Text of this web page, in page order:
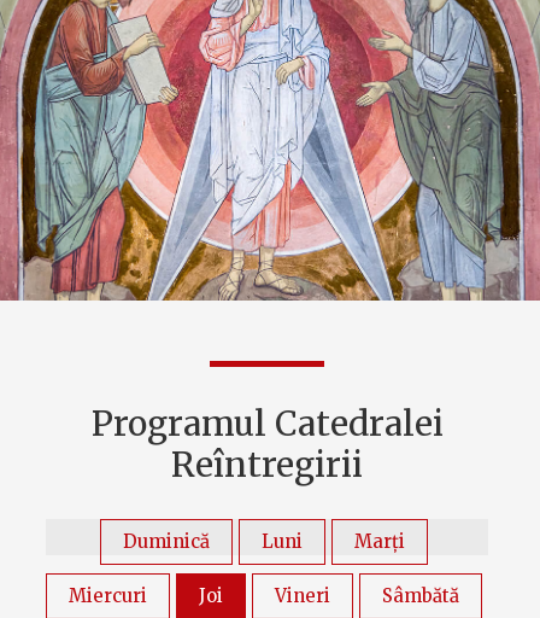
Programul Catedralei
Reîntregirii